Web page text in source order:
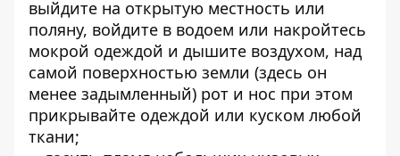
выйдите на открытую местность или
поляну, войдите в водоем или накройтесь
мокрой одеждой и дышите воздухом, над
самой поверхностью земли (здесь он
менее задымленный) рот и нос при этом
прикрывайте одеждой или куском любой
ткани;